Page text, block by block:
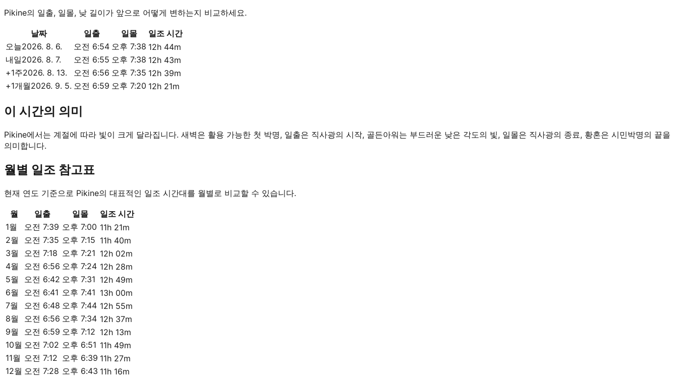
Pikine의 일출, 일몰, 낮 길이가 앞으로 어떻게 변하는지 비교하세요.
날짜 일출 일몰
일조 시간
오늘2026. 8. 6. 오전 6:54 오후 7:38 12h 44m
내일2026. 8. 7. 오전 6:55 오후 7:38 12h 43m
+1주2026. 8. 13. 오전 6:56 오후 7:35 12h 39m
+1개월2026. 9. 5. 오전 6:59 오후 7:20 12h 21m
이 시간의 의미
Pikine에서는 계절에 따라 빛이 크게 달라집니다. 새벽은 활용 가능한 첫 박명, 일출은 직사광의 시작, 골든아워는 부드러운 낮은 각도의 빛, 일몰은 직사광의 종료, 황혼은 시민박명의 끝을
의미합니다.
월별 일조 참고표
현재 연도 기준으로 Pikine의 대표적인 일조 시간대를 월별로 비교할 수 있습니다.
월 일출 일몰
일조 시간
1월
오전 7:39 오후 7:00 11h 21m
2월
오전 7:35 오후 7:15 11h 40m
3월
오전 7:18 오후 7:21 12h 02m
4월
오전 6:56 오후 7:24 12h 28m
5월
오전 6:42 오후 7:31 12h 49m
6월
오전 6:41 오후 7:41 13h 00m
7월
오전 6:48 오후 7:44 12h 55m
8월
오전 6:56 오후 7:34 12h 37m
9월
오전 6:59 오후 7:12 12h 13m
10월 오전 7:02 오후 6:51 11h 49m
11월 오전 7:12 오후 6:39 11h 27m
12월 오전 7:28 오후 6:43 11h 16m